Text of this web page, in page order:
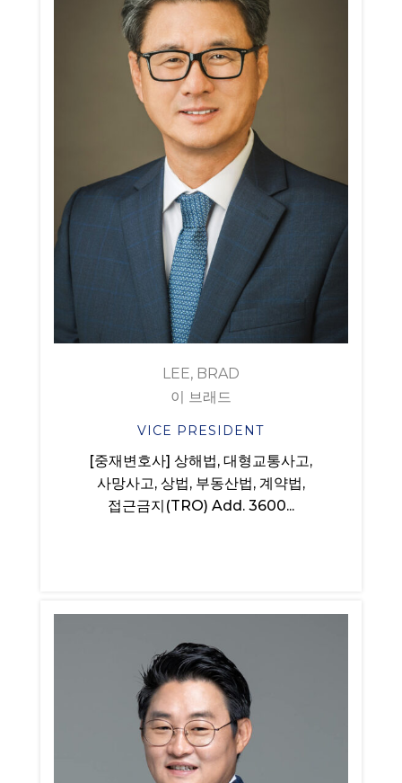
LEE, BRAD
이 브래드
VICE PRESIDENT
[중재변호사] 상해법, 대형교통사고,
사망사고, 상법, 부동산법, 계약법,
접근금지(TRO) Add. 3600...